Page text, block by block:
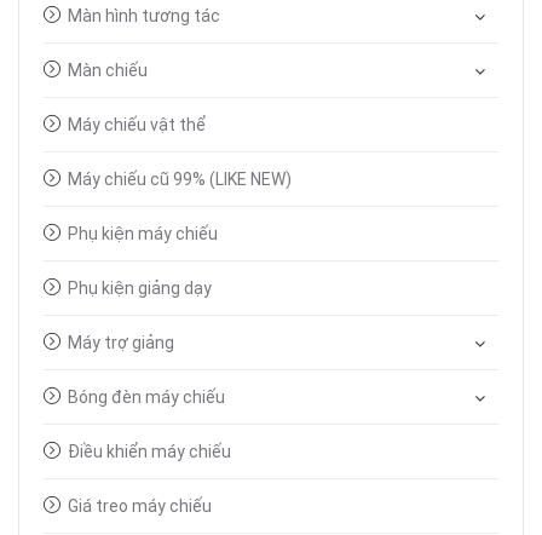
Màn hình tương tác
Màn chiếu
Máy chiếu vật thể
Máy chiếu cũ 99% (LIKE NEW)
Phụ kiện máy chiếu
Phụ kiện giảng dạy
Máy trợ giảng
Bóng đèn máy chiếu
Điều khiển máy chiếu
Giá treo máy chiếu